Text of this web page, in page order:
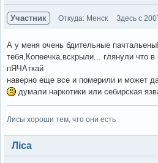
Участник Откуда: Менск Здесь с
А у меня очень бдительные
тебя,Копеечка,вскрыли... глянули что
пЯЧАткай
наверно еще все и померили и может
думали наркотики или себирская
Лисы хороши тем, что они есть
Вне форума
Ліса